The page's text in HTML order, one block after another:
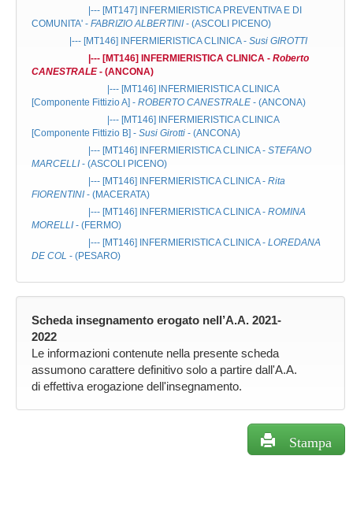
|--- [MT147]
INFERMIERISTICA PREVENTIVA E DI
COMUNITA' - FABRIZIO ALBERTINI - (ASCOLI PICENO)
|--- [MT146]
INFERMIERISTICA CLINICA- Susi GIROTTI
|--- [MT146]
INFERMIERISTICA CLINICA - Roberto
CANESTRALE- (ANCONA)
|--- [MT146]
INFERMIERISTICA CLINICA
[Componente Fittizio A] - ROBERTO CANESTRALE - (ANCONA)
|--- [MT146]
INFERMIERISTICA CLINICA
[Componente Fittizio B] - Susi Girotti - (ANCONA)
|--- [MT146]
INFERMIERISTICA CLINICA- STEFANO
MARCELLI- (ASCOLI PICENO)
|--- [MT146]
INFERMIERISTICA CLINICA- Rita
FIORENTINI - (MACERATA)
|--- [MT146]
INFERMIERISTICA CLINICA- ROMINA
MORELLI - (FERMO)
|--- [MT146]
INFERMIERISTICA CLINICA- LOREDANA
DE COL - (PESARO)
Scheda insegnamento erogato nell’A.A. 2021-
2022
Le informazioni contenute nella presente scheda
assumono carattere definitivo solo a partire dall'A.A.
di effettiva erogazione dell'insegnamento.
Stampa